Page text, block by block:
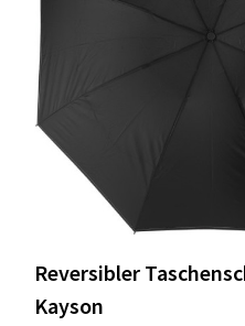
Reversibler
Kayson